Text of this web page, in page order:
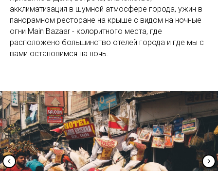
акклиматизация в шумной атмосфере города, ужин в
панорамном ресторане на крыше с видом на ночные
огни Main Bazaar - колоритного места, где
расположено большинство отелей города и где мы с
вами остановимся на ночь.